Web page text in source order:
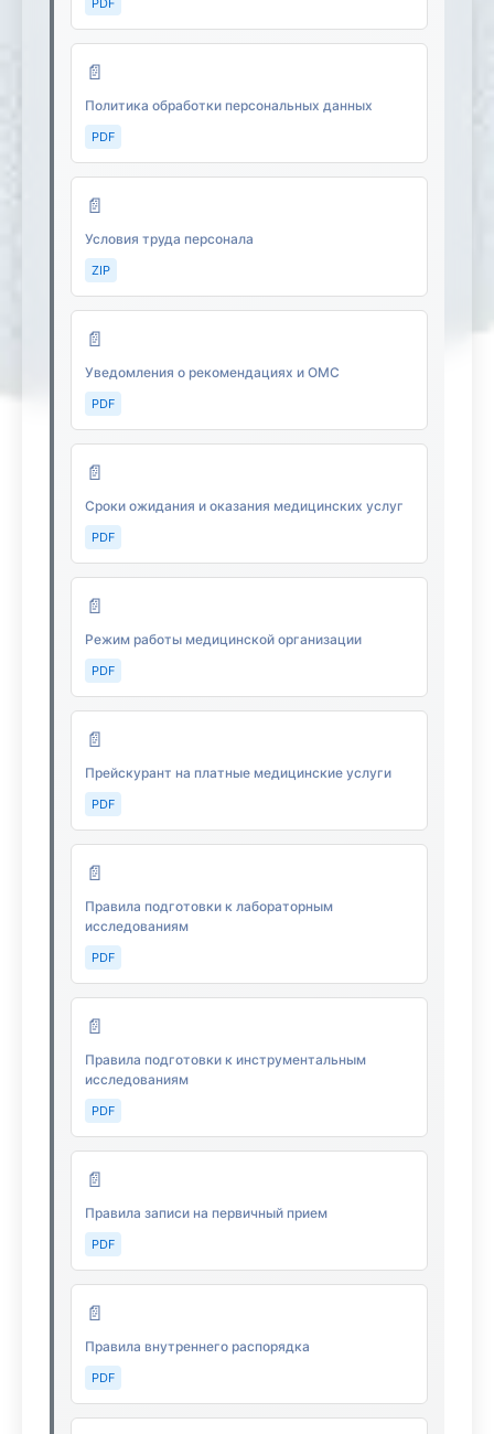
PDF
📄
Политика обработки персональных данных
PDF
📄
Условия труда персонала
ZIP
📄
Уведомления о рекомендациях и ОМС
PDF
📄
Сроки ожидания и оказания медицинских услуг
PDF
📄
Режим работы медицинской организации
PDF
📄
Прейскурант на платные медицинские услуги
PDF
📄
Правила подготовки к лабораторным
исследованиям
PDF
📄
Правила подготовки к инструментальным
исследованиям
PDF
📄
Правила записи на первичный прием
PDF
📄
Правила внутреннего распорядка
PDF